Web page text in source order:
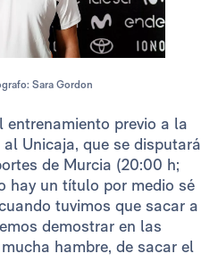
Sara Gordon
entrenamiento previo a la
al Unicaja, que se disputará
de Murcia (20:00 h;
hay un título por medio sé
tuvimos que sacar a
demostrar en las
hambre, de sacar el